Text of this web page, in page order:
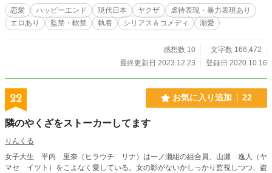
恋愛 ハッピーエンド 現代日本 ヤクザ
虐待表現・暴力表現あり
エロあり
監禁・軟禁 執着 シリアス＆コメディ 溺愛
感想数 10
文字数 166,472
最終更新日 2023.12.23
登録日 2020.10.16
22 お気に入り追加 22
隣のやくざをストーカーしてます
りんくる
女子大生 平内 里奈（ヒラウチ リナ）は一ノ瀬組の組合員、山瀬 逸人（ヤ
マセ イツト）をこよなく愛している。女の影がないかしっかり監視しつつ、盗